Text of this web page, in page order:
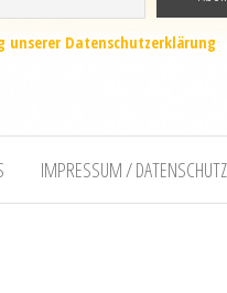
unserer Datenschutzerklärung
IMPRESSUM /